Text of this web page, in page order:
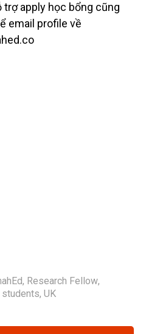
trợ apply học bổng cũng
email profile về
, Research Fellow,
, UK